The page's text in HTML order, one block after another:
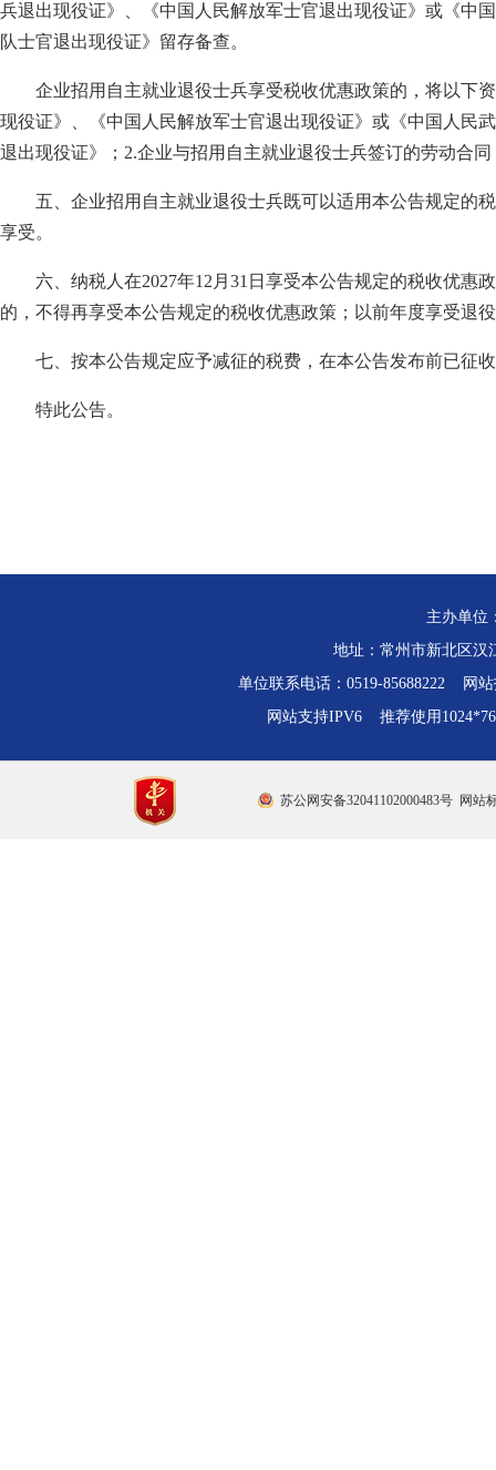
兵退出现役证》、《中国人民解放军士官退出现役证》或《中
队士官退出现役证》留存备查。
企业招用自主就业退役士兵享受税收优惠政策的，将以下
现役证》、《中国人民解放军士官退出现役证》或《中国人民
退出现役证》；2.企业与招用自主就业退役士兵签订的劳动合
五、企业招用自主就业退役士兵既可以适用本公告规定的
享受。
六、纳税人在2027年12月31日享受本公告规定的税收优
的，不得再享受本公告规定的税收优惠政策；以前年度享受退
七、按本公告规定应予减征的税费，在本公告发布前已征
特此公告。
主办单位
地址：常州市新北区
单位联系电话：0519-85688222 网站
网站支持IPV6 推荐使用
苏公网安备32041102000483号 网站